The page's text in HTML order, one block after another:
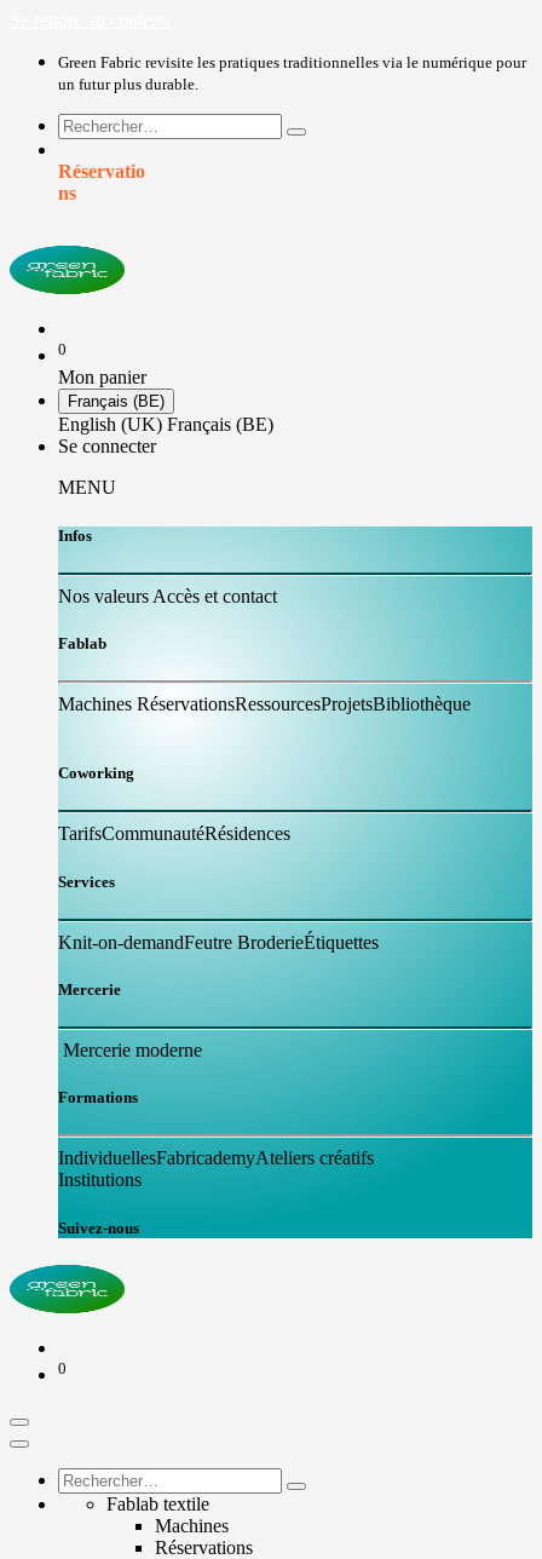
Green Fabric revisite les pratiques traditionnelles via le numérique pour
un futur plus durable.
Réservatio
ns
0
Mon panier
Français (BE)
English (UK) Français (BE)
Se connecter
MENU
Infos
Nos valeurs Accès et contact
Fablab
Machines RéservationsRessourcesProjetsBibliothèque
Coworking
TarifsCommunautéRésidences
Services
Knit-on-demand​Feutre BroderieÉtiquettes
Mercerie
Mercerie moderne
Formations
IndividuellesFabricademyAteliers créatifs
Institutions
Suivez-nous
0
Fablab textile
Machines
Réservations